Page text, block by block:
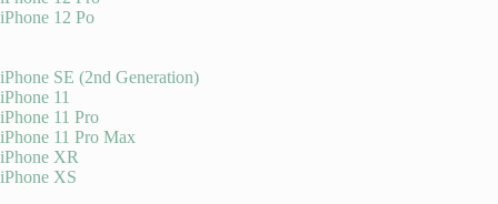
iPhone 12 Po
iPhone SE (2nd Generation)
iPhone 11
iPhone 11 Pro
iPhone 11 Pro Max
iPhone XR
iPhone XS